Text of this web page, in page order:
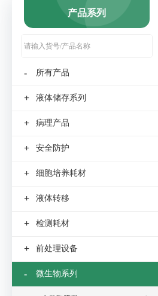
产品系列
- 所有产品
+ 液体储存系列
+ 病理产品
+ 安全防护
+ 细胞培养耗材
+ 液体转移
+ 检测耗材
+ 前处理设备
- 微生物系列